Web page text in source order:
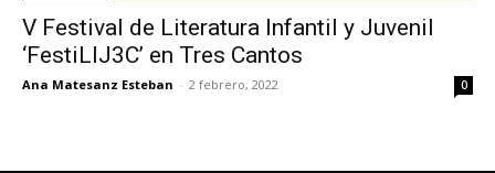
V Festival de Literatura Infantil y Juvenil
‘FestiLIJ3C’ en Tres Cantos
Ana Matesanz Esteban - 2 febrero, 2022 0